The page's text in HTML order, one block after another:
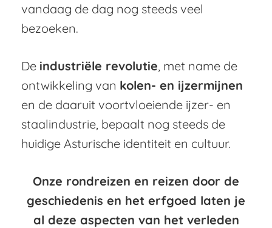
vandaag de dag nog steeds veel
bezoeken.
De industriële revolutie, met name de
ontwikkeling van kolen- en ijzermijnen
en de daaruit voortvloeiende ijzer- en
staalindustrie, bepaalt nog steeds de
huidige Asturische identiteit en cultuur.
Onze rondreizen en reizen door de
geschiedenis en het erfgoed laten je
al deze aspecten van het verleden